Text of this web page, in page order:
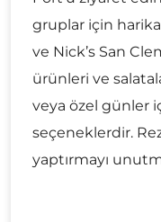
gruplar için
ve Nick’s San
ürünleri ve
veya özel günler
seçeneklerdir.
yaptırmayı